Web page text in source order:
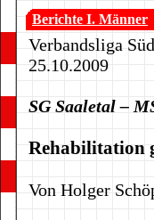
Berichte I. Männer
Verbandsliga Süd
25.10.2009
SG Saaletal –
Rehabilitation
Von Holger